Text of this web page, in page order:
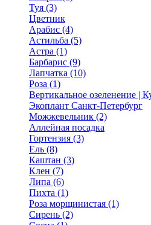
Туя (3)
Цветник
Арабис (4)
Астильба (5)
Астра (1)
Барбарис (9)
Лапчатка (10)
Роза (1)
Вертикальное озеленение |
Экоплант Санкт-Петербург
Можжевельник (2)
Аллейная посадка
Гортензия (3)
Ель (8)
Каштан (3)
Клен (7)
Липа (6)
Пихта (1)
Роза морщинистая (1)
Сирень (2)